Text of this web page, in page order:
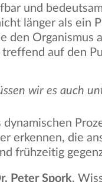
und
länger als ein
den
auf den
wir es auch
erkennen, die
frühzeitig
Peter Spork,